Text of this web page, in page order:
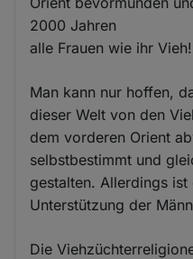
2000 Jahren
alle Frauen wie ihr Vieh!
Man kann nur hoffen,
dieser Welt von den
dem vorderen Orient
selbstbestimmt und
gestalten. Allerdings
Unterstützung der
Die